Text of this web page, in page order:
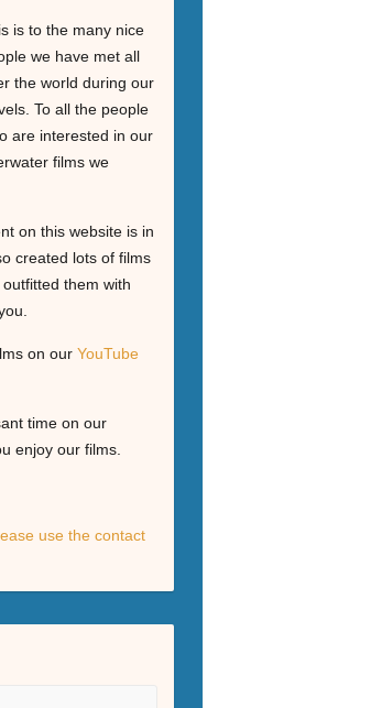
is to the many nice
we have met all
the world during our
To all the people
are interested in our
films we
on this website is in
created lots of films
them with
on our YouTube
time on our
enjoy our films.
use the contact